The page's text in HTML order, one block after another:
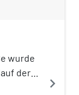
wurde
der
navigate_next